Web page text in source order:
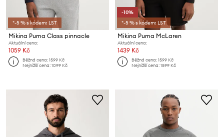
*-5 % s kódem: LST
Mikina Puma Class pinnacle
Aktuální cena:
1059 Kč
Běžná cena:1599 Kč
Nejnižší cena:1099 Kč
-10%
*-5 % s kódem: LST
Mikina Puma McLaren
Aktuální cena:
1439 Kč
Běžná cena:1599 Kč
Nejnižší cena:1599 Kč